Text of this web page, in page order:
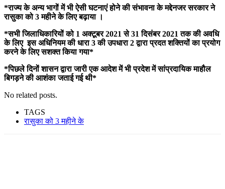
*राज्य के अन्य भागों में भी ऐसी घटनाएं होने की संभावना के मद्देनजर सरकार ने
रासुका को 3 महीने के लिए बढ़ाया ।
*सभी जिलाधिकारियों को 1 अक्टूबर 2021 से 31 दिसंबर 2021 तक की अवधि
के लिए इस अधिनियम की धारा 3 की उपधारा 2 द्वारा प्रदत शक्तियों का प्रयोग
करने के लिए सशक्त किया गया*
*पिछले दिनों शासन द्वारा जारी एक आदेश में भी प्रदेश में सांप्रदायिक माहौल
बिगड़ने की आशंका जताई गई थी*
No related posts.
TAGS
रासुका को 3 महीने के